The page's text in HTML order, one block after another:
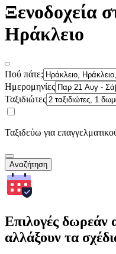
Ξενοδοχεία
Ηράκλειο
Πού πάτε;
Ημερομηνίες
Ταξιδιώτες
Ταξιδεύω για
Αναζήτηση
Επιλογές δωρεάν
αλλάξουν τα